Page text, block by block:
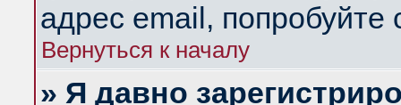
адрес email, попробуйте
Вернуться к началу
» Я давно